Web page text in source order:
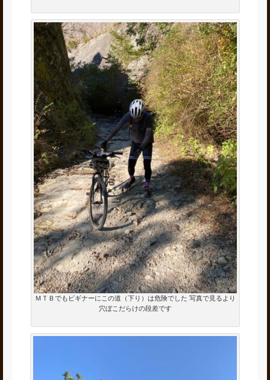
ＭＴＢでもビギナーにこの道（下り）は危険でした 写真で見るより
穴ぼこだらけの段差です